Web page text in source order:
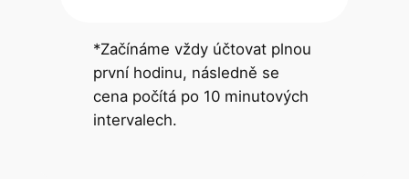
*Začínáme vždy účtovat plnou
první hodinu, následně se
cena počítá po 10 minutových
intervalech.